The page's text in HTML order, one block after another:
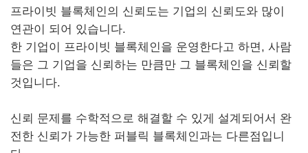
프라이빗 블록체인의 신뢰도는 기업의 신뢰도와 많이
연관이 되어 있습니다.
한 기업이 프라이빗 블록체인을 운영한다고 하면, 사람
들은 그 기업을 신뢰하는 만큼만 그 블록체인을 신뢰할
것입니다.
신뢰 문제를 수학적으로 해결할 수 있게 설계되어서 완
전한 신뢰가 가능한 퍼블릭 블록체인과는 다른점입니